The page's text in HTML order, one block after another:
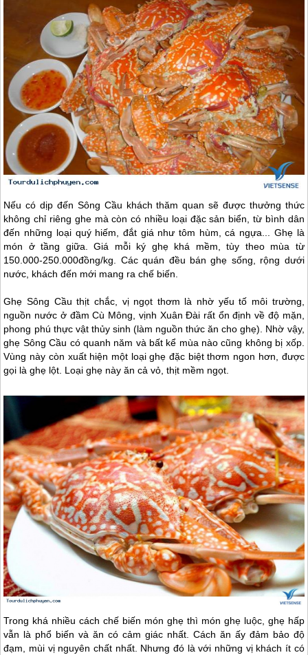
Nếu có dịp đến Sông Cầu khách thăm quan sẽ được thưởng thức
không chỉ riêng ghe mà còn có nhiều loại đặc sản biển, từ bình dân
đến những loại quý hiếm, đắt giá như tôm hùm, cá ngựa... Ghẹ là
món ở tầng giữa. Giá mỗi ký ghẹ khá mềm, tùy theo mùa từ
150.000-250.000đồng/kg. Các quán đều bán ghẹ sống, rộng dưới
nước, khách đến mới mang ra chế biến.
Ghẹ Sông Cầu thịt chắc, vị ngọt thơm là nhờ yếu tố môi trường,
nguồn nước ở đầm Cù Mông, vịnh Xuân Đài rất ổn định về độ mặn,
phong phú thực vật thủy sinh (làm nguồn thức ăn cho ghẹ). Nhờ vậy,
ghẹ Sông Cầu có quanh năm và bất kể mùa nào cũng không bị xốp.
Vùng này còn xuất hiện một loại ghẹ đặc biệt thơm ngon hơn, được
gọi là ghẹ lột. Loại ghẹ này ăn cả vỏ, thịt mềm ngọt.
Trong khá nhiều cách chế biến món ghẹ thì món ghẹ luộc, ghẹ hấp
vẫn là phổ biến và ăn có cảm giác nhất. Cách ăn ấy đảm bảo độ
đạm, mùi vị nguyên chất nhất. Nhưng đó là với những vị khách ít có